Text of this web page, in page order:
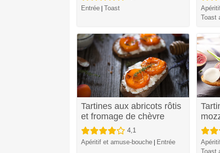
Entrée Toast
Toast
Tartines aux abricots rôtis
et fromage de chèvre
4,1
Apéritif et amuse-bouche
Entrée
Toast